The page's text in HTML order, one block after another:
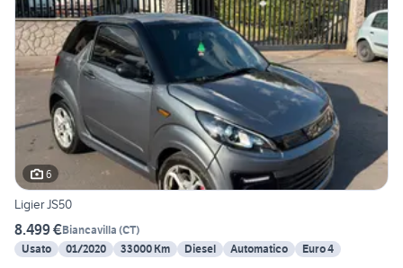
6
Ligier JS50
8.499 €Biancavilla (CT)
Usato
01/2020 33000 Km Diesel Automatico Euro 4